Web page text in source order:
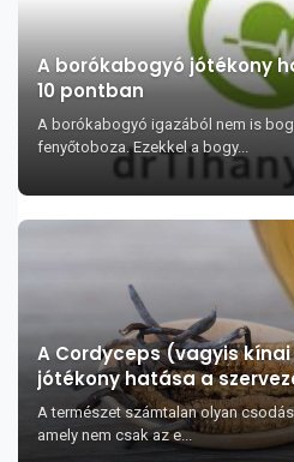
A borókabogyó jótékony
10 pontban
A borókabogyó igazából nem is
fenyőtoboza. Ezekkel a bogy...
A Cordyceps (vagyis
jótékony hatása a
A természet számtalan olyan
amely nem csak az e...